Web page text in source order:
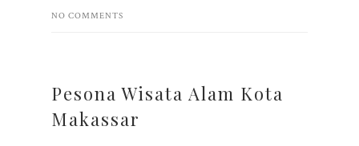
NO COMMENTS
Pesona Wisata Alam Kota
Makassar